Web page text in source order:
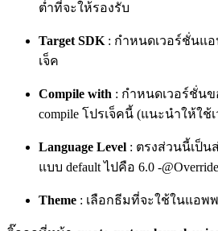
ต่ำที่จะให้รองรับ
Target SDK : กำหนดเวอร์ชั่นแ
เจ็ค
Compile with : กำหนดเวอร์ชั่น
compile โปรเจ็คนี้ (แนะนำให้ใช้
Language Level : ตรงส่วนนี้เป็น
แบบ default ไปคือ 6.0 -
Theme : เลือกธีมที่จะใช้ในแอพ